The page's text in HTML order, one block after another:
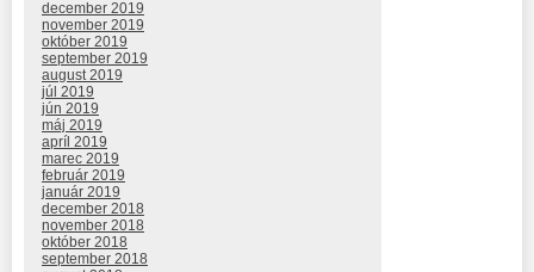
december 2019
november 2019
október 2019
september 2019
august 2019
júl 2019
jún 2019
máj 2019
apríl 2019
marec 2019
február 2019
január 2019
december 2018
november 2018
október 2018
september 2018